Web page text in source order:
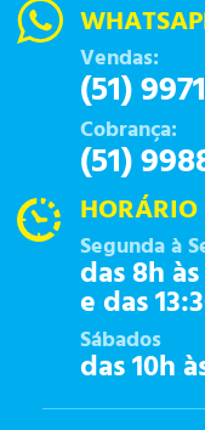
Vendas:
(51)
Cobrança:
(51)
Segunda à
das 8h às
e das
Sábados
das 10h